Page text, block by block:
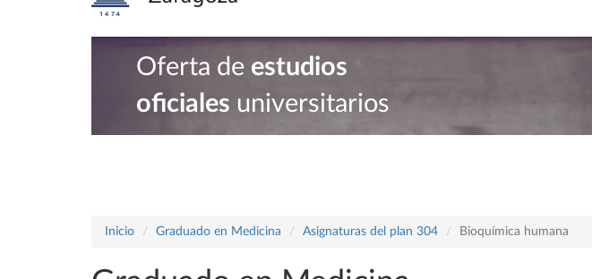
Oferta de estudios
oficiales universitarios
Inicio Graduado en Medicina Asignaturas del plan 304 Bioquímica humana